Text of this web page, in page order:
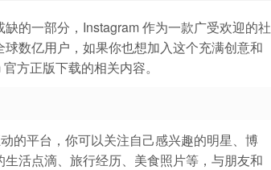
的一部分，Instagram 作为一款广受欢迎的社
数亿用户，如果你也想加入这个充满创意和
方正版下载的相关内容。
的平台，你可以关注自己感兴趣的明星、博
活点滴、旅行经历、美食照片等，与朋友和